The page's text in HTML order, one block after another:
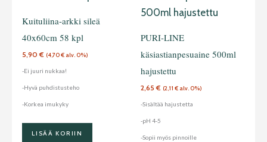
Kuituliina-arkki sileä
40x60cm 58 kpl
5,90€ (4,70€ alv. 0%)
-Ei juuri nukkaa!
-Hyvä puhdistusteho
-Korkea imukyky
LISÄÄ KORIIN
PURI-LINE
käsiastianpesuaine 500ml
hajustettu
2,65€ (2,11 € alv. 0%)
-Sisältää hajustetta
-pH 4-5
-Sopii myös pinnoille